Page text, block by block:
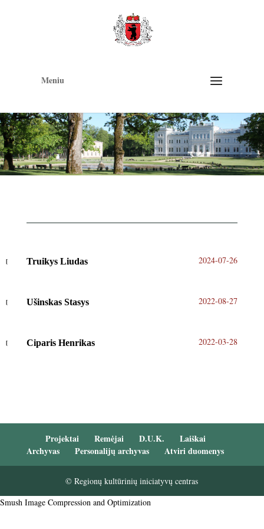
Meniu
Truikys Liudas 2024-07-26
Ušinskas Stasys 2022-08-27
Ciparis Henrikas 2022-03-28
Projektai Remėjai D.U.K.
Laiškai
Archyvas
Personalijų archyvas Atviri duomenys
© Regionų kultūrinių iniciatyvų centras
Smush Image Compression and Optimization